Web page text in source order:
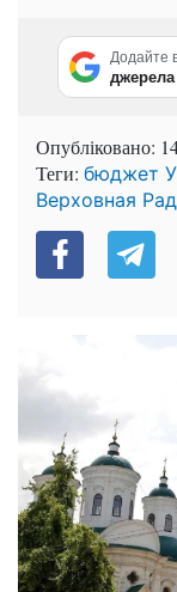
Додайте
Опубліковано:
Теги: бюджет
Верховная